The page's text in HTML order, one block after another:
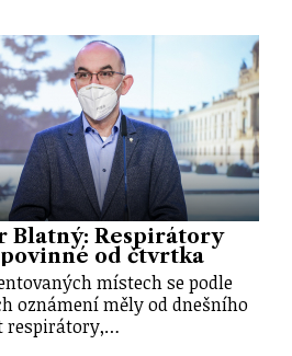
Blatný: Respirátory
od čtvrtka
místech se podle
oznámení měly od dnešního
respirátory,…